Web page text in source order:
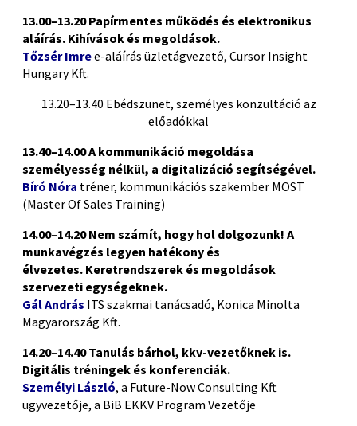
13.00–13.20 Papírmentes működés és elektronikus
aláírás. Kihívások és megoldások.
Tőzsér Imree-aláírás üzletágvezető, Cursor Insight
Hungary Kft.
13.20–13.40 Ebédszünet, személyes konzultáció az
előadókkal
13.40–14.00 A kommunikáció megoldása
személyesség nélkül, a digitalizáció segítségével.
Bíró Nóra tréner, kommunikációs szakember MOST
(Master Of Sales Training)
14.00–14.20 Nem számít, hogy hol dolgozunk! A
munkavégzés legyen hatékony és
élvezetes. Keretrendszerek és megoldások
szervezeti egységeknek.
Gál András ITS szakmai tanácsadó, Konica Minolta
Magyarország Kft.
14.20–14.40Tanulás bárhol, kkv-vezetőknek is.
Digitális tréningek és konferenciák.
Személyi László, a Future-Now Consulting Kft
ügyvezetője, a BiB EKKV Program Vezetője